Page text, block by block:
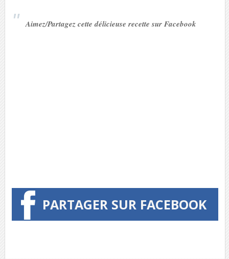
Aimez/Partagez cette délicieuse recette sur Facebook
PARTAGER SUR FACEBOOK